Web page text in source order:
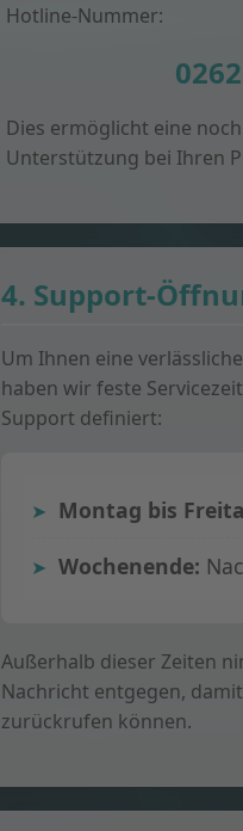
Hotline-Nummer:
Dies ermöglicht eine
Unterstützung bei Ihren
4. Support-
Um Ihnen eine
haben wir feste
Support definiert:
Montag bis
Wochenende:
Außerhalb dieser Zeiten
Nachricht entgegen,
zurückrufen können.